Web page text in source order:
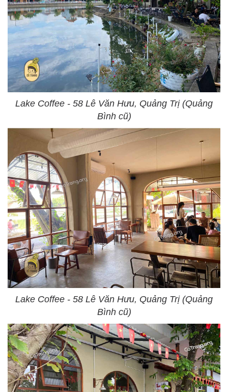
Lake Coffee - 58 Lê Văn Hưu, Quảng Trị (Quảng
Bình cũ)
Lake Coffee - 58 Lê Văn Hưu, Quảng Trị (Quảng
Bình cũ)